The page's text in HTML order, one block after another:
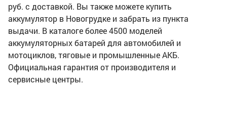
руб. с доставкой. Вы также можете купить
аккумулятор в Новогрудке и забрать из пункта
выдачи. В каталоге более 4500 моделей
аккумуляторных батарей для автомобилей и
мотоциклов, тяговые и промышленные АКБ.
Официальная гарантия от производителя и
сервисные центры.